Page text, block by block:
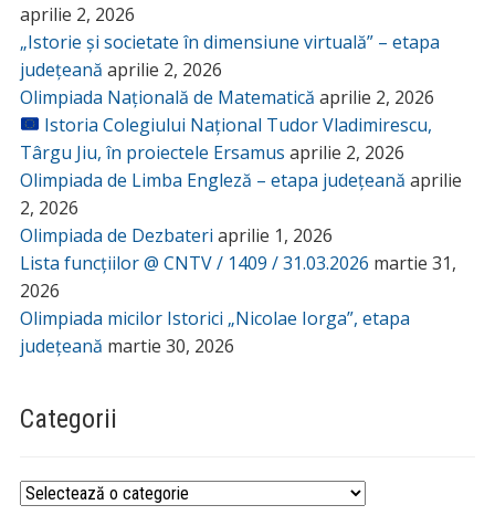
aprilie 2, 2026
„Istorie și societate în dimensiune virtuală” – etapa
județeană aprilie 2, 2026
Olimpiada Națională de Matematică aprilie 2, 2026
Istoria Colegiului Național Tudor Vladimirescu,
Târgu Jiu, în proiectele Ersamus aprilie 2, 2026
Olimpiada de Limba Engleză – etapa județeană aprilie
2, 2026
Olimpiada de Dezbateri aprilie 1, 2026
Lista funcțiilor @ CNTV / 1409 / 31.03.2026 martie 31,
2026
Olimpiada micilor Istorici „Nicolae Iorga”, etapa
județeană martie 30, 2026
Categorii
Categorii